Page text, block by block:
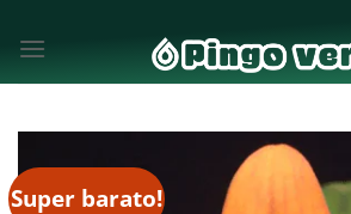
Super barato!